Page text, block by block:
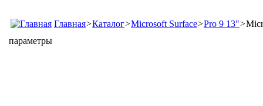
Главная>Каталог>Microsoft Surface>Pro 9 13">
параметры